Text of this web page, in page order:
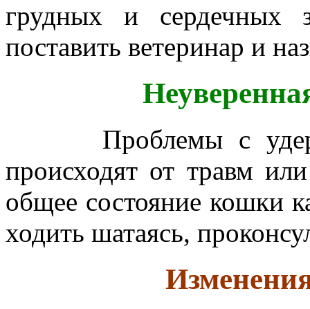
грудных и сердечных
поставить ветеринар и
Неуверенная
Проблемы с
происходят от травм
общее состояние кошки
ходить шатаясь,
Изменения в